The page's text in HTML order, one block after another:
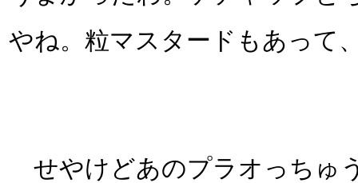
やね。粒マスタードもあって
せやけどあのプラオっちゅ